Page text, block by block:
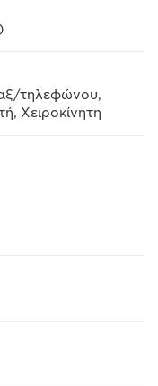
)
τηλεφώνου,
Χειροκίνητη